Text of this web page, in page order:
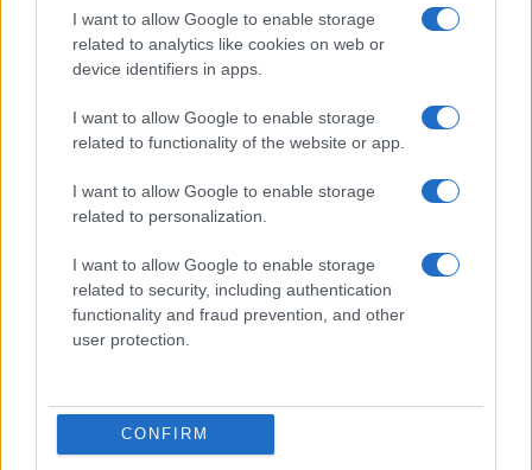
I want to allow Google to enable storage
related to analytics like cookies on web or
device identifiers in apps.
I want to allow Google to enable storage
related to functionality of the website or app.
I want to allow Google to enable storage
related to personalization.
I want to allow Google to enable storage
related to security, including authentication
functionality and fraud prevention, and other
user protection.
CONFIRM
ΟΙΚΟΝΟΜΙΑ
Χωρίς όριο οι καθήμενοι ανά τραπέζι
στην εστίαση και στη διασκέδαση